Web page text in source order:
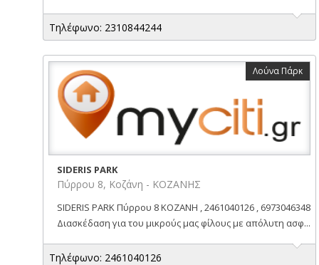
Τηλέφωνο: 2310844244
Λούνα Πάρκ
SIDERIS PARK
Πύρρου 8, Κοζάνη - ΚΟΖΑΝΗΣ
SIDERIS PARK Πύρρου 8 ΚΟΖΑΝΗ , 2461040126 , 6973046348
Διασκέδαση για του μικρούς μας φίλους με απόλυτη ασφ...
Τηλέφωνο: 2461040126